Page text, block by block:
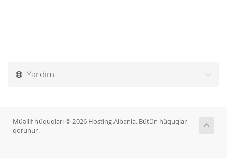
Yardım
Müəllif hüquqları © 2026 Hosting Albania. Bütün hüquqlar
qorunur.